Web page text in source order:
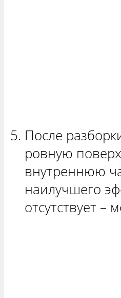
После
ровную
внутреннюю
наилучшего
отсутствует